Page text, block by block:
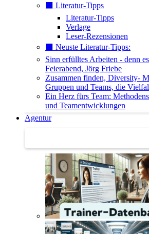
⬛️ Literatur-Tipps
Literatur-Tipps
Verlage
Leser-Rezensionen
⬛️ Neuste Literatur-Tipps:
Sinn erfülltes Arbeiten - denn
Feierabend, Jörg Friebe
Zusammen finden, Diversity-
Gruppen und Teams, die
Ein Herz fürs Team:
und Teamentwicklungen
Agentur